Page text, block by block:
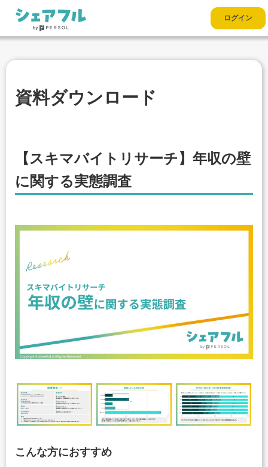
ログイン
資料ダウンロード
【スキマバイトリサーチ】年収の壁
に関する実態調査
こんな方におすすめ